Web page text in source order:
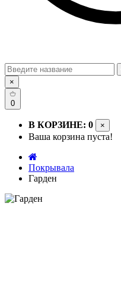
×
0
В КОРЗИНЕ: 0 ×
Ваша корзина пуста!
Покрывала
Гарден